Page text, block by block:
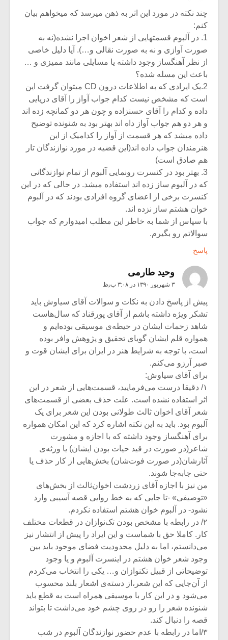
چند نکته در مورد این اثر به ذهن میرسد که میخواهم بیان
کنم:
1. در آلبوم قسمتهایی از شعر اخوان اجرا نشده(نه به
صورت آوازی و نه به صورت نقالی و…). آیا دلیل خاصی
از نظر آهنگساز وجود داشته یا مسایلی مانند ممیزی و …
باعث این مسله شده؟
2.یک ایرادی که به اطلاعات درون CD میتوان گرفت این
است که مشخص نیست کدام جواب آواز را آقای دریایی
داده و کدام را آقای حسنزاده و چون هر دو کمانچه زده اند
و هر دو هم جواب آواز داه اند بهتر بود به شنونده توضیح
داده میشد که هر قسمت از آواز را کدامیک از این
هنرمندان جواب داده اند(این قضیه در مورد نوازندگان تار
هم صادق است)
3. بهتر بود در کنسرت رونمایی آلبوم از تمام نوازندگانی
که در آلبوم ساز زده اند استفاده میشد. در حالی که در این
کنسرت برخی از اعضای گروه افرادی بودند که در آلبوم
خوان هشتم ساز نزده اند.
با سپاس از شما به خاطر این مطلب امیدوارم که جواب
سوالاتم رو بگیرم.
پاسخ
وحید طارمی
۳ شهریور ۱۳۹۰ در ۳:۰۸ ب٫ظ
پیش از پاسخ دادن به نکات و سوالات آقای سیاوش باید
تشکر ویژه داشته باشم از آقای پورقناد که سال‌هاست
شاهد زحمات ایشان در حیطه‌ی موسیقی بوده‌ایم و
همواره قلم ایشان گویای تحقیق و پژوهش وافر بوده
است، با توجه به شرایط هنر در ایران برای ایشان قوت و
صبر آرزو می‌کنم.
برای آقای سیاوش:
۱/ دقیقا درست می‌فرمایید، قسمت‌هایی از شعر در این
اثر استفاده نشده است. علت حذف بعضی از قسمت‌های
شعر آقای اخوان ثالث طولانی بودن این شعر برای یک
آلبوم بود. باید به این نکته اشاره کرد که این امکان همواره
برای آهنگساز وجود داشته که با اجازه‌ و مشورت
شاعر(در صورت در قید حیات بودن ایشان) یا ورثه‌ی
آثارشان(در صورت فوت‌شان) بخش‌هایی از کار حذف یا
حتی جابه‌جا شوند.
من نیز با اجازه آقای زردشت اخوان‌ثالث از بخش‌های
«توصیفی» -تا جایی که به خط روایی قصه آسیبی وارد
نشود- در آلبوم خوان هشتم استفاده نکردم.
۲/ در رابطه با مشخص بودن تک‌نوازان در قطعات مختلف
کار. کاملا حق با شماست و این ایراد را پیش از انتشار نیز
می‌دانستم، اما به دلیل محدودیت فضای موجود باید بین
وجود شعر خوان هشتم در اینسرت آلبوم و یا وجود
توضیحاتی از قبیل تکنوازان و… یکی را انتخاب می‌کردم
از آن‌جایی که این شعر،از دسته‌ی اشعار بلند محسوب
می‌شود و در این کار با موسیقی همراه است به قطع باید
شنونده شعر را رو در روی چشم خود می‌داشت تا بتواند
قصه را دنبال کند.
۳/اما در رابطه با عدم حضور نوازندگان آلبوم در شب